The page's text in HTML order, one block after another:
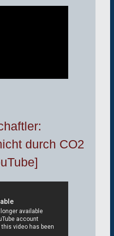
durch CO2